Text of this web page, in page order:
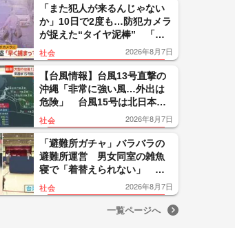
い」
「また犯人が来るんじゃない
か」10日で2度も…防犯カメラ
が捉えた“タイヤ泥棒” 「レ
クサス純正アルミタイヤ」も
被害 「早く捕まって」
社会 2026年8月7日
【台風情報】台風13号直撃の
沖縄「非常に強い風…外出は
危険」 台風15号は北日本の
太平洋側上陸なら「非常に珍
しい」大雨に警戒
社会 2026年8月7日
「避難所ガチャ」バラバラの
避難所運営 男女同室の雑魚
寝で「着替えられない」 海
外では当日にテント設置の制
度設計【令和8年熊本地震】
社会 2026年8月7日
一覧ページへ